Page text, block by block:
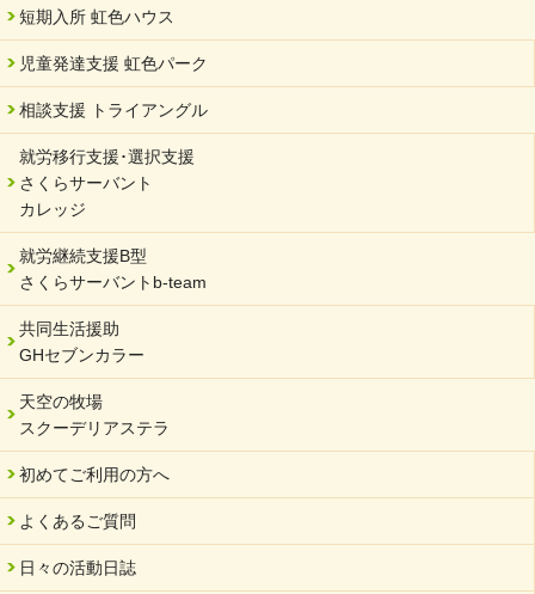
短期入所 虹色ハウス
児童発達支援 虹色パーク
相談支援 トライアングル
就労移行支援･選択支援
さくらサーバント
カレッジ
就労継続支援B型
さくらサーバントb-team
共同生活援助
GHセブンカラー
天空の牧場
スクーデリアステラ
初めてご利用の方へ
よくあるご質問
日々の活動日誌